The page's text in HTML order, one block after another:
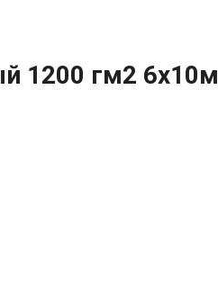
1200 гм2 6х10м